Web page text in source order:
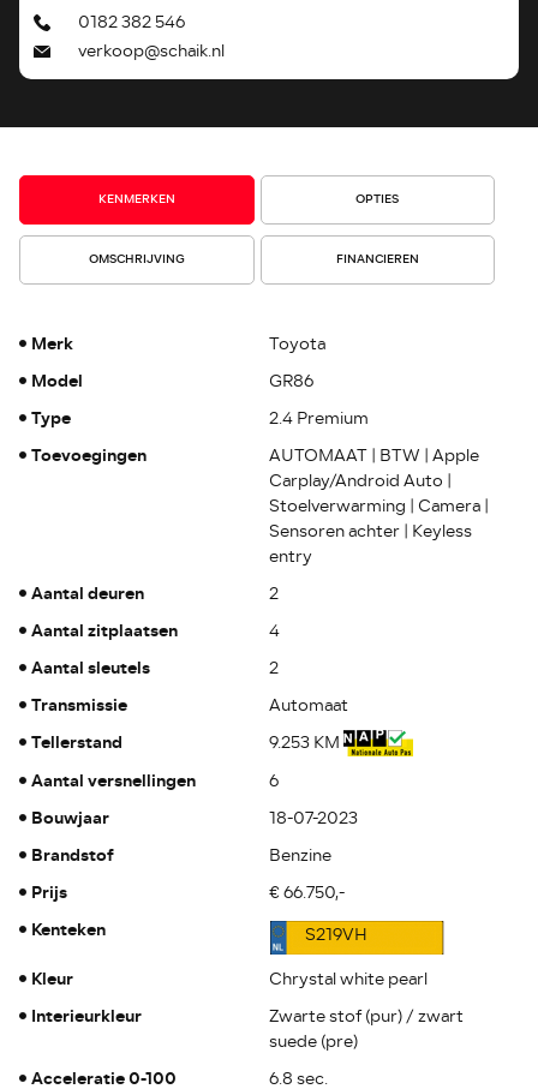
0182 382 546
verkoop@schaik.nl
KENMERKEN OPTIES
OMSCHRIJVING FINANCIEREN
Merk Toyota
Model GR86
Type 2.4 Premium
Toevoegingen
AUTOMAAT | BTW | Apple
Carplay/Android Auto |
Stoelverwarming | Camera |
Sensoren achter | Keyless
entry
Aantal deuren 2
Aantal zitplaatsen 4
Aantal sleutels 2
Transmissie Automaat
Tellerstand 9.253 KM
Aantal versnellingen 6
Bouwjaar 18-07-2023
Brandstof Benzine
Prijs € 66.750,-
Kenteken S219VH
Kleur Chrystal white pearl
Interieurkleur
Zwarte stof (pur) / zwart
suede (pre)
Acceleratie 0-100 6.8 sec.